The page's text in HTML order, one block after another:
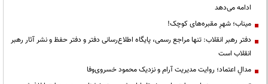
ادامه می‌دهد
میناب؛ شهرِ مقبره‌های کوچک!
دفتر رهبر انقلاب: تنها مراجع رسمی، پایگاه اطلاع‌رسانی دفتر و دفتر حفظ و نشر آثار رهبر
انقلاب است
مدالِ اعتماد؛ روایت مدیریت آرام و نزدیک محمود خسروی‌وفا